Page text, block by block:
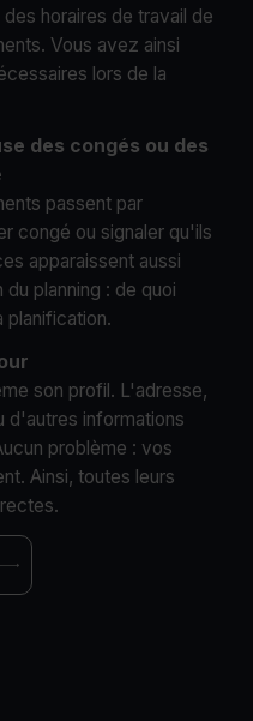
horaires de travail de
Vous avez ainsi
lors de la
des congés ou des
passent par
congé ou signaler qu'ils
apparaissent aussi
planning : de quoi
planification.
son profil. L'adresse,
d'autres informations
problème : vos
Ainsi, toutes leurs